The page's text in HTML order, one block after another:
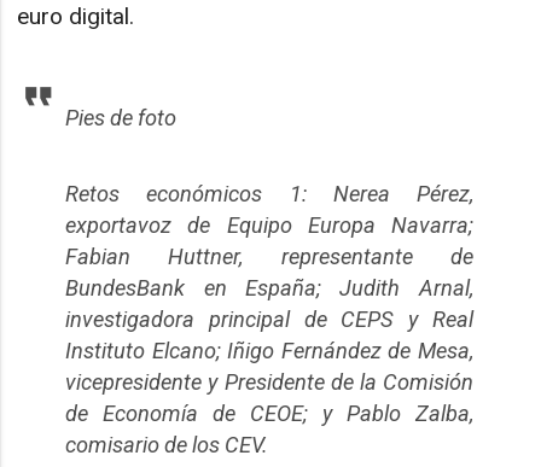
euro digital.
Pies de foto
Retos económicos 1: Nerea Pérez,
exportavoz de Equipo Europa Navarra;
Fabian Huttner, representante de
BundesBank en España; Judith Arnal,
investigadora principal de CEPS y Real
Instituto Elcano; Iñigo Fernández de Mesa,
vicepresidente y Presidente de la Comisión
de Economía de CEOE; y Pablo Zalba,
comisario de los CEV.